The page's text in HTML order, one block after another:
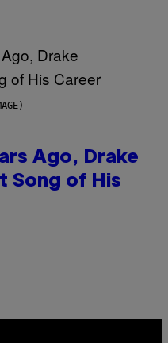
Ago, Drake
Song of His